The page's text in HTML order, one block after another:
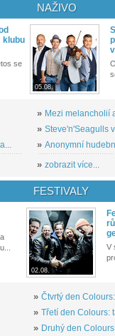
klubu
se
NAŽIVO
05.08.
» Mezi melancholií
» Steve'n'Seagulls
» Anonymní
» zobrazit více...
FESTIVALY
02.08.
V
» Čtvrtý den
» Třetí den Colours:
» Druhý den